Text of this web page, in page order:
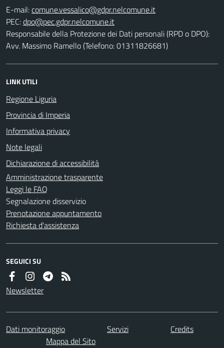
E-mail:
PEC:
Responsabile della Protezione dei Dati personali (RPD o DPO):
Avv. Massimo Ramello (Telefono: 01311826681)
LINK UTILI
Regione Liguria
Provincia di Imperia
Informativa privacy
Note legali
Dichiarazione di accessibilità
Amministrazione trasparente
Leggi le FAQ
Segnalazione disservizio
Prenotazione appuntamento
Richiesta d'assistenza
SEGUICI SU
Newsletter
Dati monitoraggio Servizi
Credits
Mappa del Sito